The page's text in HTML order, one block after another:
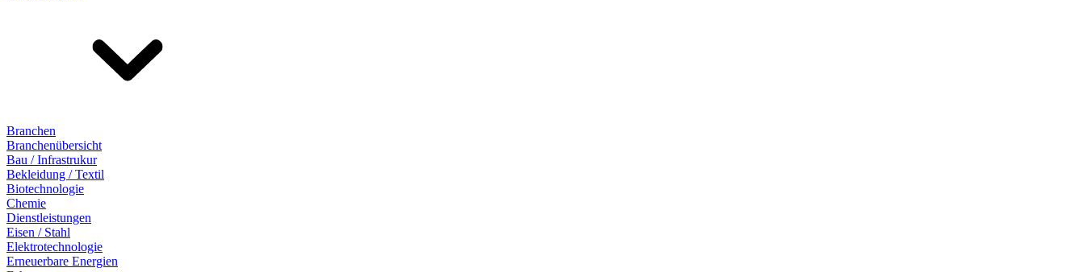
Branchen
Branchenübersicht
Bau / Infrastrukur
Bekleidung / Textil
Biotechnologie
Chemie
Dienstleistungen
Eisen / Stahl
Elektrotechnologie
Erneuerbare Energien